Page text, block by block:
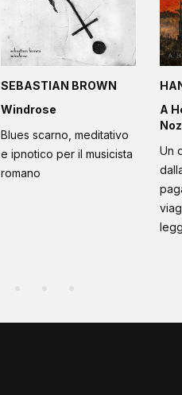
SEBASTIAN BROWN
Windrose
Blues scarno, meditativo
e ipnotico per il musicista
romano
A
Noz
Un